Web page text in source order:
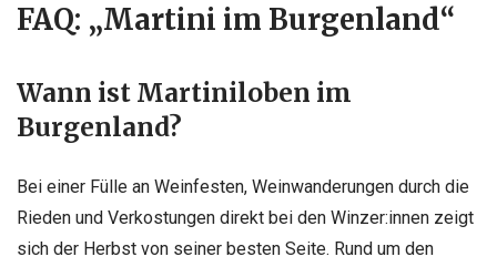
FAQ: „Martini im Burgenland“
Wann ist Martiniloben im
Burgenland?
Bei einer Fülle an Weinfesten, Weinwanderungen durch die
Rieden und Verkostungen direkt bei den Winzer:innen zeigt
sich der Herbst von seiner besten Seite. Rund um den